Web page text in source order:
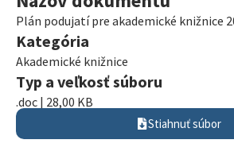
Plán podujatí pre akademické knižnice
Kategória
Akademické knižnice
Typ a veľkosť súboru
.doc | 28,00 KB
Stiahnuť súbor